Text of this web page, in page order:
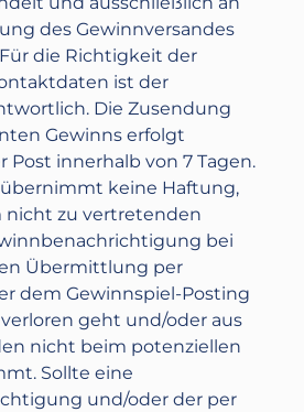
des Gewinnversandes
die Richtigkeit der
ist der
Die Zusendung
Gewinns erfolgt
Post innerhalb von 7 Tagen.
übernimmt keine Haftung,
nicht zu vertretenden
bei
Übermittlung per
dem Gewinnspiel-Posting
geht und/oder aus
nicht beim potenziellen
Sollte eine
und/oder der per